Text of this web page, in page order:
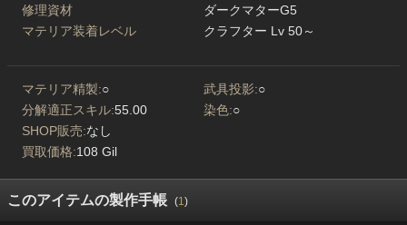
修理資材
ダークマターG5
マテリア装着レベル
クラフター Lv 50～
マテリア精製:○ 武具投影:○
分解適正スキル:55.00 染色:○
SHOP販売:なし
買取価格:108 Gil
このアイテムの製作手帳 (1)